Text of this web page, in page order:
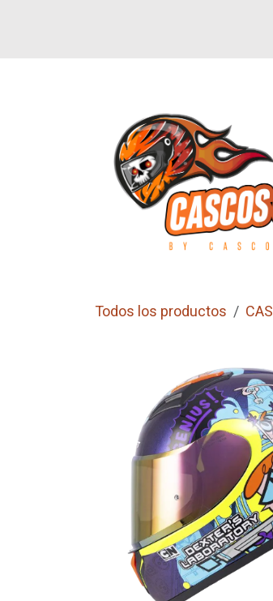
CALZADO
Todos los productos